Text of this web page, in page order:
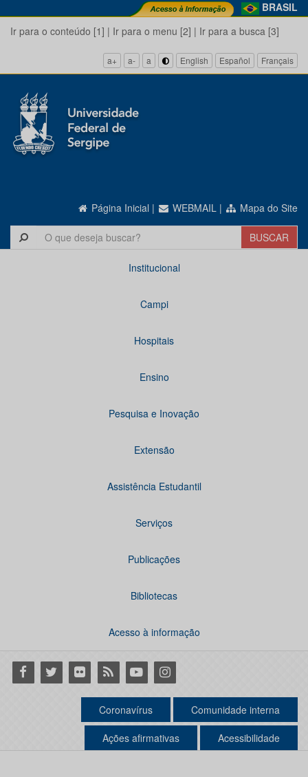
BRASIL
Ir para o conteúdo [1] | Ir para o menu [2] | Ir para a busca [3]
a+ a- a English Español Français
Página Inicial | WEBMAIL | Mapa do Site
Institucional
Campi
Hospitais
Ensino
Pesquisa e Inovação
Extensão
Assistência Estudantil
Serviços
Publicações
Bibliotecas
Acesso à informação
Facebook
Twitter Flickr RSS YoutubeInstagram
Coronavírus Comunidade interna
Ações afirmativas Acessibilidade